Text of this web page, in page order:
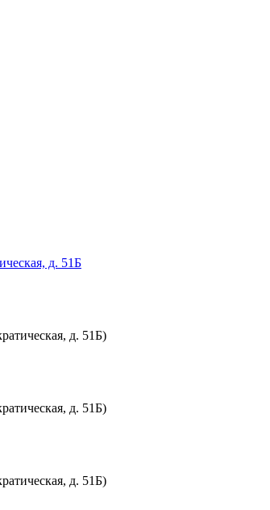
д. 51Б
д. 51Б)
д. 51Б)
д. 51Б)